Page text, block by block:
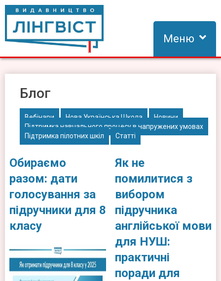
Skip
content
Видавництво Лінгвіст
Видавництво Лінгвіст – адаптація та створення видань для
Меню
Блог
Вебінари Нова Українська Школа
Новини
Підтримка навчального процесу в напружених умовах
Підтримка пілотних шкіл
Статті
Обираємо
разом: дати
голосування за
підручники для 8
класу
Як не
помилитися з
вибором
підручника
англійської мови
для НУШ:
практичні
поради для